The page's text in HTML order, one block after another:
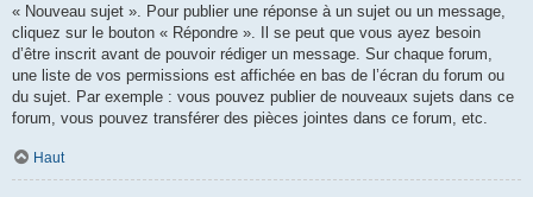
« Nouveau sujet ». Pour publier une réponse à un sujet ou un message,
cliquez sur le bouton « Répondre ». Il se peut que vous ayez besoin
d’être inscrit avant de pouvoir rédiger un message. Sur chaque forum,
une liste de vos permissions est affichée en bas de l’écran du forum ou
du sujet. Par exemple : vous pouvez publier de nouveaux sujets dans ce
forum, vous pouvez transférer des pièces jointes dans ce forum, etc.
Haut